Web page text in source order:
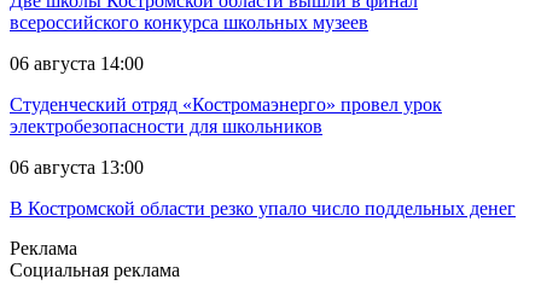
всероссийского конкурса школьных музеев
06 августа 14:00
Студенческий отряд «Костромаэнерго» провел урок
электробезопасности для школьников
06 августа 13:00
В Костромской области резко упало число поддельных денег
Реклама
Социальная реклама